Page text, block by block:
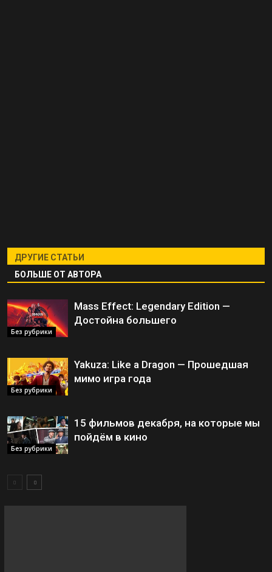
ДРУГИЕ СТАТЬИ
БОЛЬШЕ ОТ АВТОРА
Без рубрики
Mass Effect: Legendary Edition —
Достойна большего
Без рубрики
Yakuza: Like a Dragon — Прошедшая
мимо игра года
Без рубрики
15 фильмов декабря, на которые мы
пойдём в кино